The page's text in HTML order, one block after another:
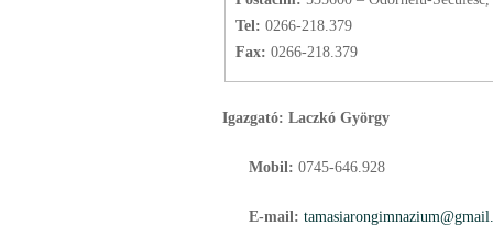
Tel: 0266-218.379
Fax: 0266-218.379
Igazgató: Laczkó György
Mobil: 0745-646.928
E-mail: